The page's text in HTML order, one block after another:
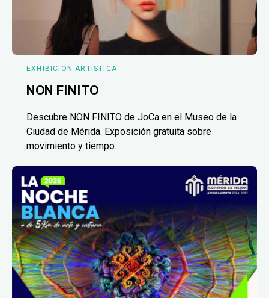
EXHIBICIÓN ARTÍSTICA
NON FINITO
Descubre NON FINITO de JoCa en el Museo de la
Ciudad de Mérida. Exposición gratuita sobre
movimiento y tiempo.